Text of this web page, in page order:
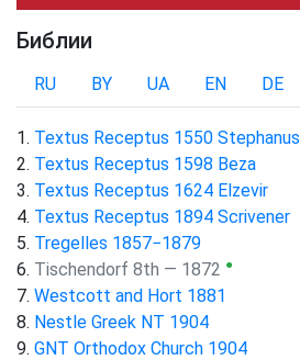
Библии
RU BY UA EN DE
Textus Receptus 1550 Stephanus
Textus Receptus 1598 Beza
Textus Receptus 1624 Elzevir
Textus Receptus 1894 Scrivener
Tregelles 1857−1879
Tischendorf 8th — 1872 ●
Westcott and Hort 1881
Nestle Greek NT 1904
GNT Orthodox Church 1904